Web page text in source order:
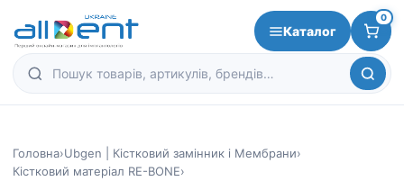
Каталог
0
Головна›Ubgen | Кістковий замінник і Мембрани›
Кістковий матеріал RE-BONE›